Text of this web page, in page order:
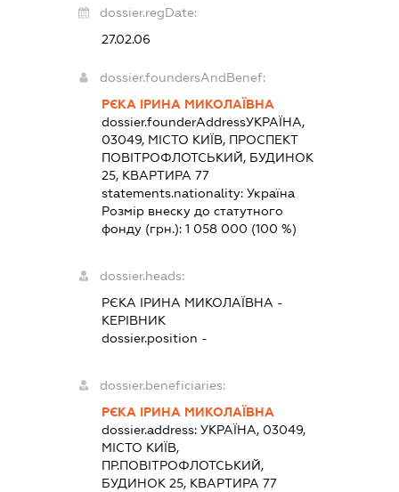
dossier.regDate:
27.02.06
dossier.foundersAndBenef:
РЄКА ІРИНА МИКОЛАЇВНА
dossier.founderAddressУКРАЇНА,
03049, МІСТО КИЇВ, ПРОСПЕКТ
ПОВІТРОФЛОТСЬКИЙ, БУДИНОК
25, КВАРТИРА 77
statements.nationality:Україна
Розмір внеску до статутного
фонду (грн.):1 058 000 (100 %)
dossier.heads:
РЄКА ІРИНА МИКОЛАЇВНА -
КЕРІВНИК
dossier.position -
dossier.beneficiaries:
РЄКА ІРИНА МИКОЛАЇВНА
dossier.address:УКРАЇНА, 03049,
МІСТО КИЇВ,
ПР.ПОВІТРОФЛОТСЬКИЙ,
БУДИНОК 25, КВАРТИРА 77